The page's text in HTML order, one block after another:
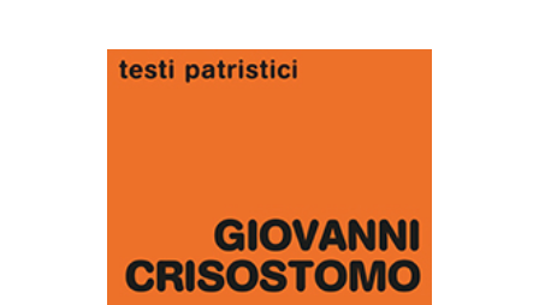
AGGIUNGI AL CARRELLO